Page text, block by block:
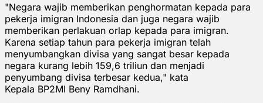
"Negara wajib memberikan penghormatan kepada para
pekerja imigran Indonesia dan juga negara wajib
memberikan perlakuan orlap kepada para imigran.
Karena setiap tahun para pekerja imigran telah
menyumbangkan divisa yang sangat besar kepada
negara kurang lebih 159,6 triliun dan menjadi
penyumbang divisa terbesar kedua," kata
Kepala BP2MI Beny Ramdhani.